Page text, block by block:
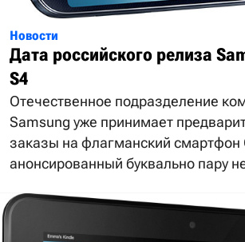
Новости
Дата российского релиза
S4
Отечественное подразделение
Samsung уже принимает
заказы на флагманский смартфон
анонсированный буквально пару